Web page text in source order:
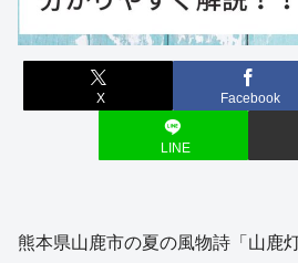
X Facebook
LINE
熊本県山鹿市の夏の風物詩「山鹿